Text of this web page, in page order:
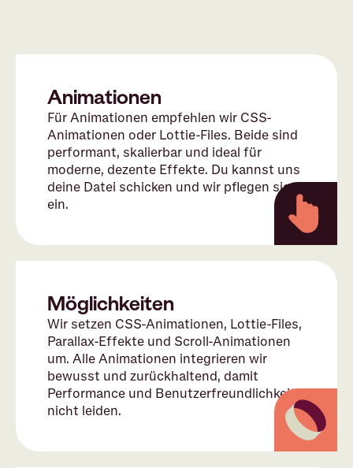
Animationen
Für Animationen empfehlen wir CSS-
Animationen oder Lottie-Files. Beide sind
performant, skalierbar und ideal für
moderne, dezente Effekte. Du kannst uns
deine Datei schicken und wir pflegen sie
ein.
Möglichkeiten
Wir setzen CSS-Animationen, Lottie-Files,
Parallax-Effekte und Scroll-Animationen
um. Alle Animationen integrieren wir
bewusst und zurückhaltend, damit
Performance und Benutzerfreundlichkeit
nicht leiden.